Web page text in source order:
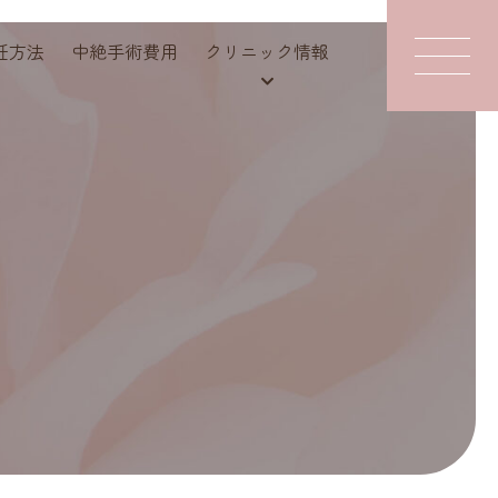
方法 中絶手術費用 クリニック情報